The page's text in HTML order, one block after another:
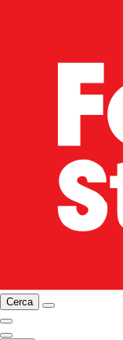
Cerca